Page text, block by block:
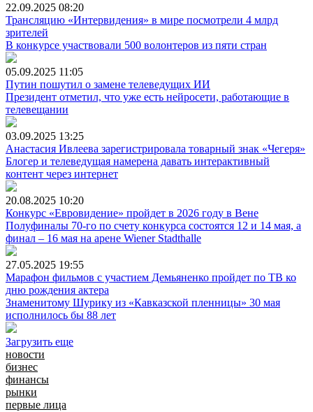
22.09.2025 08:20
Трансляцию «Интервидения» в мире посмотрели 4 млрд
зрителей
В конкурсе участвовали 500 волонтеров из пяти стран
05.09.2025 11:05
Путин пошутил о замене телеведущих ИИ
Президент отметил, что уже есть нейросети, работающие в
телевещании
03.09.2025 13:25
Анастасия Ивлеева зарегистрировала товарный знак «Чегеря»
Блогер и телеведущая намерена давать интерактивный
контент через интернет
20.08.2025 10:20
Конкурс «Евровидение» пройдет в 2026 году в Вене
Полуфиналы 70-го по счету конкурса состоятся 12 и 14 мая, а
финал – 16 мая на арене Wiener Stadthalle
27.05.2025 19:55
Марафон фильмов с участием Демьяненко пройдет по ТВ ко
дню рождения актера
Знаменитому Шурику из «Кавказской пленницы» 30 мая
исполнилось бы 88 лет
Загрузить еще
новости
бизнес
финансы
рынки
первые лица